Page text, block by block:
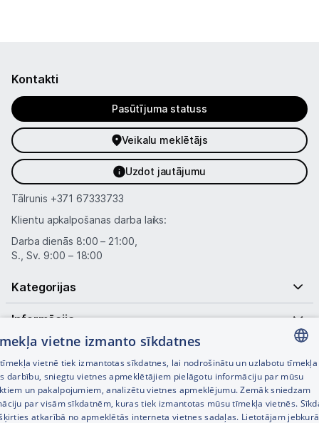
Kontakti
Pasūtījuma statuss
Veikalu meklētājs
Uzdot jautājumu
Tālrunis +371 67333733
Klientu apkalpošanas darba laiks:
Darba dienās 8:00 – 21:00,
S., Sv. 9:00 – 18:00
Kategorijas
Informācija
Noderīgas saites
LATVIAN
RUSSIAN
ENGLISH
vietne izmanto sīkdatnes
vietnē tiek izmantotas sīkdatnes, lai nodrošinātu un uzlabotu tīmekļa
darbību, sniegtu vietnes apmeklētājiem pielāgotu informāciju par mūsu
un pakalpojumiem, analizētu vietnes apmeklējumu. Zemāk sniedzam
par visām sīkdatnēm, kuras tiek izmantotas mūsu tīmekļa vietnēs.
atkarībā no apmeklētās interneta vietnes sadaļas. Lietotājam